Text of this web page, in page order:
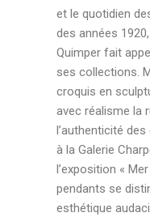
et le quotidien
des années
Quimper fait
ses collections.
croquis en
avec réalisme la
l’authenticité
à la Galerie
l’exposition «
pendants se
esthétique